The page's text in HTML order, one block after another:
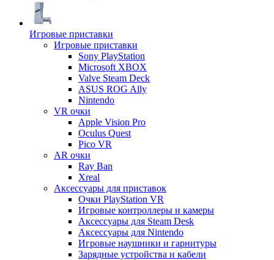
Игровые приставки
Игровые приставки
Sony PlayStation
Microsoft XBOX
Valve Steam Deck
ASUS ROG Ally
Nintendo
VR очки
Apple Vision Pro
Oculus Quest
Pico VR
AR очки
Ray Ban
Xreal
Аксессуары для приставок
Очки PlayStation VR
Игровые контроллеры и камеры
Аксессуары для Steam Desk
Аксессуары для Nintendo
Игровые наушники и гарнитуры
Зарядные устройства и кабели